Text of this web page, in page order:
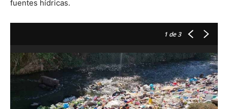
fuentes hídricas.
1 de 3